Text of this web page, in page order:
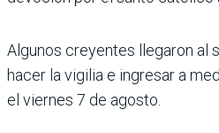
Algunos creyentes llegaron al
hacer la vigilia e ingresar a
el viernes 7 de agosto.